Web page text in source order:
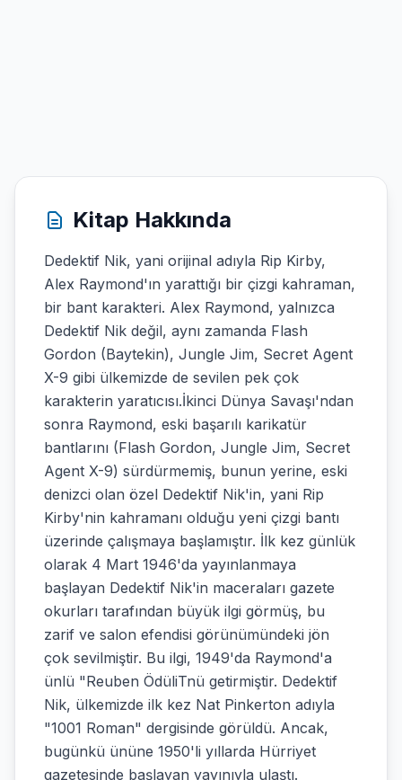
Kitap Hakkında
Dedektif Nik, yani orijinal adıyla Rip Kirby,
Alex Raymond'ın yarattığı bir çizgi kahraman,
bir bant karakteri. Alex Raymond, yalnızca
Dedektif Nik değil, aynı zamanda Flash
Gordon (Baytekin), Jungle Jim, Secret Agent
X-9 gibi ülkemizde de sevilen pek çok
karakterin yaratıcısı.İkinci Dünya Savaşı'ndan
sonra Raymond, eski başarılı karikatür
bantlarını (Flash Gordon, Jungle Jim, Secret
Agent X-9) sürdürmemiş, bunun yerine, eski
denizci olan özel Dedektif Nik'in, yani Rip
Kirby'nin kahramanı olduğu yeni çizgi bantı
üzerinde çalışmaya başlamıştır. İlk kez günlük
olarak 4 Mart 1946'da yayınlanmaya
başlayan Dedektif Nik'in maceraları gazete
okurları tarafından büyük ilgi görmüş, bu
zarif ve salon efendisi görünümündeki jön
çok sevilmiştir. Bu ilgi, 1949'da Raymond'a
ünlü "Reuben ÖdüliTnü getirmiştir. Dedektif
Nik, ülkemizde ilk kez Nat Pinkerton adıyla
"1001 Roman" dergisinde görüldü. Ancak,
bugünkü ününe 1950'li yıllarda Hürriyet
gazetesinde başlayan yayınıyla ulaştı.